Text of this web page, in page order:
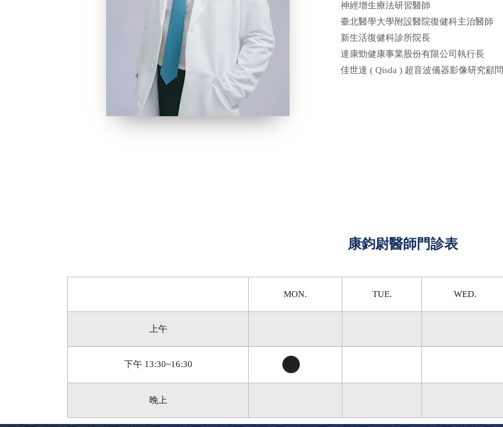
神經增生療法研習醫師
臺北醫學大學附設醫院復健科主治醫師
新生活復健科診所院長
達康勁健康事業股份有限公司執行長
佳世達 ( Qisda ) 超音波儀器影像研究顧問
康鈞尉醫師門診表
MON. TUE. WED.
上午
下午 13:30~16:30
晚上